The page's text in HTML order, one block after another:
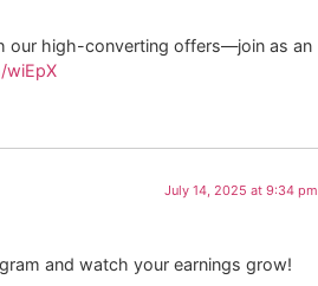
our high-converting offers—join as an
wiEpX
July 14, 2025 at 9:34 pm
and watch your earnings grow!